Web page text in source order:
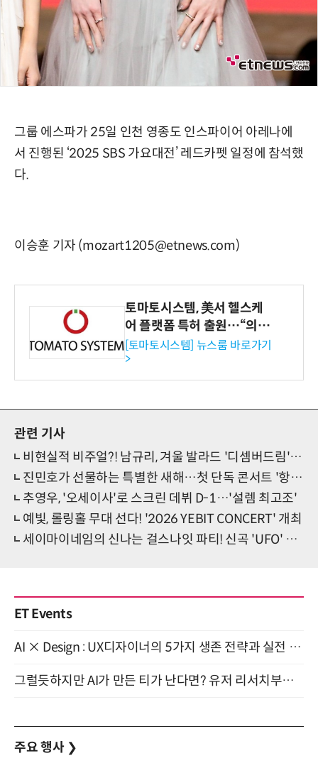
그룹 에스파가 25일 인천 영종도 인스파이어 아레나에
서 진행된 ‘2025 SBS 가요대전’ 레드카펫 일정에 참석했
다.
이승훈 기자 (mozart1205@etnews.com)
토마토시스템, 美서 헬스케
어 플랫폼 특허 출원…“의료
기관·보험사 공략”
[토마토시스템] 뉴스룸 바로가기
>
관련 기사
비현실적 비주얼?! 남규리, 겨울 발라드 '디셈버드림' MV 화제
진민호가 선물하는 특별한 새해…첫 단독 콘서트 '항해'
추영우, '오세이사'로 스크린 데뷔 D-1…'설렘 최고조'
예빛, 롤링홀 무대 선다! '2026 YEBIT CONCERT' 개최
세이마이네임의 신나는 걸스나잇 파티! 신곡 'UFO' 기대 증폭
ET Events
AI × Design : UX디자이너의 5가지 생존 전략과 실전 대응 8월 28일 개최
그럴듯하지만 AI가 만든 티가 난다면? 유저 리서치부터 배포까지! (9/15)
주요 행사 ❯